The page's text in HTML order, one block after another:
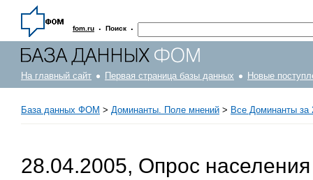
fom.ru · Поиск ·
На главный сайт Первая страница базы данных Новые
База данных ФОМ > Доминанты. Поле мнений > Все Доминанты за
28.04.2005, Опрос населения